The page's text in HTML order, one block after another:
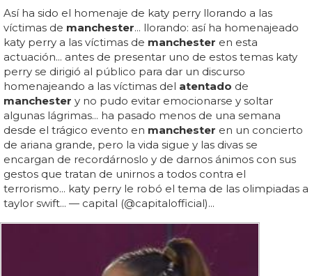
Así ha sido el homenaje de katy perry llorando a las
víctimas de manchester... llorando: así ha homenajeado
katy perry a las víctimas de manchester en esta
actuación... antes de presentar uno de estos temas katy
perry se dirigió al público para dar un discurso
homenajeando a las víctimas del atentado de
manchester y no pudo evitar emocionarse y soltar
algunas lágrimas... ha pasado menos de una semana
desde el trágico evento en manchester en un concierto
de ariana grande, pero la vida sigue y las divas se
encargan de recordárnoslo y de darnos ánimos con sus
gestos que tratan de unirnos a todos contra el
terrorismo... katy perry le robó el tema de las olimpiadas a
taylor swift... — capital (@capitalofficial)...